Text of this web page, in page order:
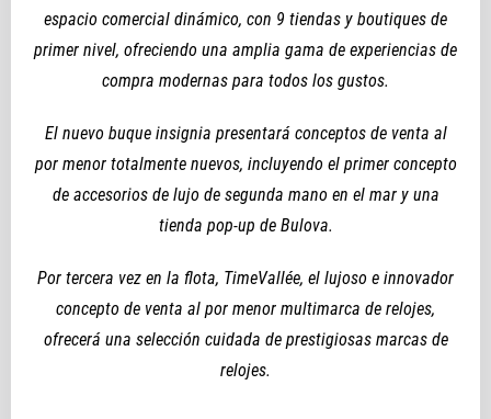
espacio comercial dinámico, con 9 tiendas y boutiques de
primer nivel, ofreciendo una amplia gama de experiencias de
compra modernas para todos los gustos.
El nuevo buque insignia presentará conceptos de venta al
por menor totalmente nuevos, incluyendo el primer concepto
de accesorios de lujo de segunda mano en el mar y una
tienda pop-up de Bulova.
Por tercera vez en la flota, TimeVallée, el lujoso e innovador
concepto de venta al por menor multimarca de relojes,
ofrecerá una selección cuidada de prestigiosas marcas de
relojes.